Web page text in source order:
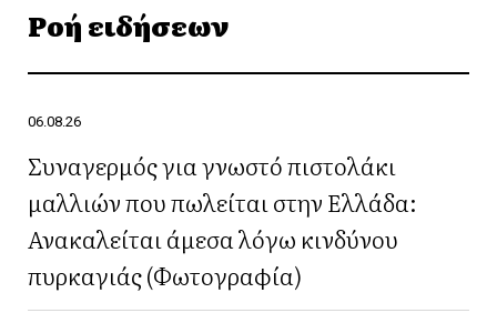
Ροή ειδήσεων
06.08.26
Συναγερμός για γνωστό πιστολάκι
μαλλιών που πωλείται στην Ελλάδα:
Ανακαλείται άμεσα λόγω κινδύνου
πυρκαγιάς (Φωτογραφία)